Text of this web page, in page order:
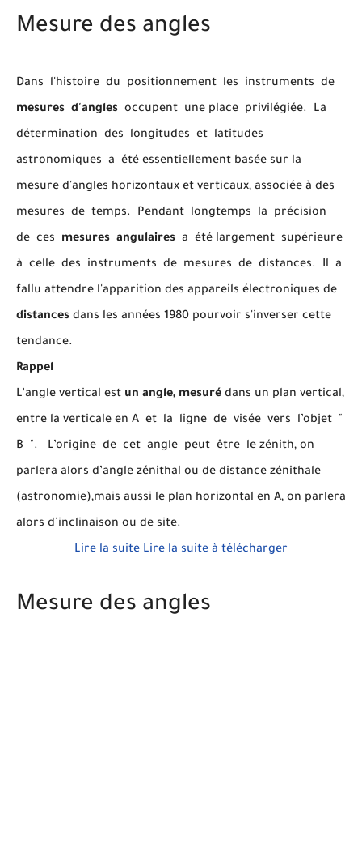
Mesure des angles
Dans l'histoire du positionnement les instruments de
mesures d'angles occupent une place privilégiée. La
détermination des longitudes et latitudes
astronomiques a été essentiellement basée sur la
mesure d'angles horizontaux et verticaux, associée à des
mesures de temps. Pendant longtemps la précision
de ces mesures angulaires a été largement supérieure
à celle des instruments de mesures de distances. Il a
fallu attendre l'apparition des appareils électroniques de
distances dans les années 1980 pourvoir s'inverser cette
tendance.
Rappel
L’angle vertical est un angle, mesuré dans un plan vertical,
entre la verticale en A et la ligne de visée vers l’objet "
B ". L’origine de cet angle peut être le zénith, on
parlera alors d’angle zénithal ou de distance zénithale
(astronomie),mais aussi le plan horizontal en A, on parlera
alors d’inclinaison ou de site.
Lire la suite Lire la suite à télécharger
Mesure des angles